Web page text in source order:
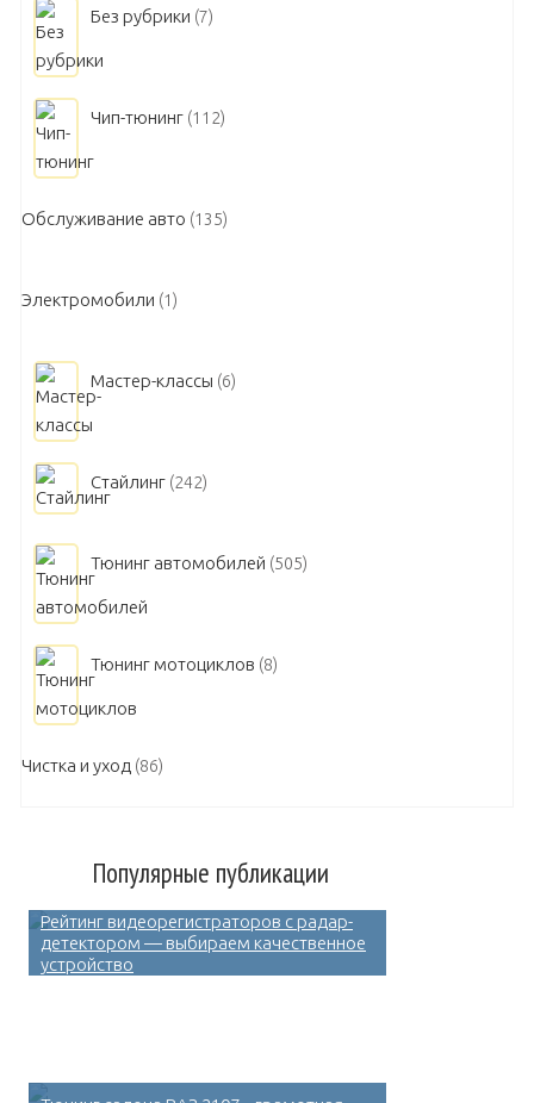
Без рубрики (7)
Чип-тюнинг (112)
Обслуживание авто (135)
Электромобили (1)
Мастер-классы (6)
Стайлинг (242)
Тюнинг автомобилей (505)
Тюнинг мотоциклов (8)
Чистка и уход (86)
Популярные публикации
Рейтинг видеорегистраторов с радар-
детектором — выбираем качественное
устройство